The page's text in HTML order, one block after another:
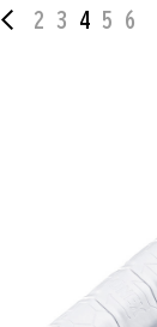
2 3 4 5 6